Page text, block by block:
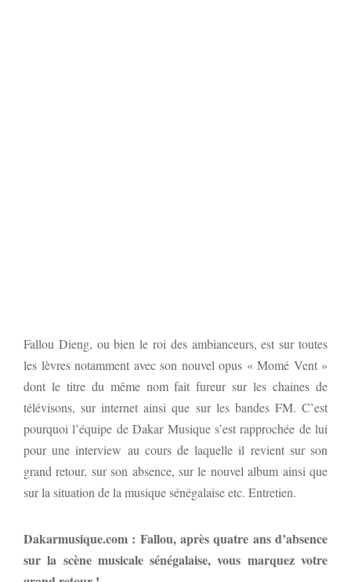
Fallou Dieng, ou bien le roi des ambianceurs, est sur toutes
les lèvres notamment avec son nouvel opus « Momé Vent »
dont le titre du même nom fait fureur sur les chaines de
télévisons, sur internet ainsi que sur les bandes FM. C’est
pourquoi l’équipe de Dakar Musique s’est rapprochée de lui
pour une interview au cours de laquelle il revient sur son
grand retour, sur son absence, sur le nouvel album ainsi que
sur la situation de la musique sénégalaise etc. Entretien.
Dakarmusique.com : Fallou, après quatre ans d’absence
sur la scène musicale sénégalaise, vous marquez votre